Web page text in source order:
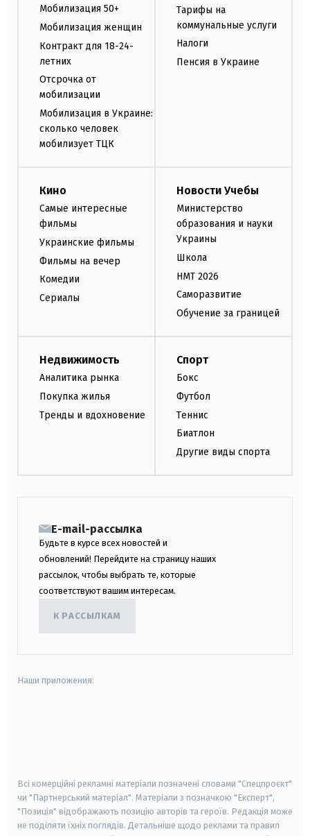
Мобилизация 50+
Мобилизация женщин
Контракт для 18-24-
летних
Отсрочка от
мобилизации
Мобилизация в Украине:
сколько человек
мобилизует ТЦК
Тарифы на
коммунальные услуги
Налоги
Пенсия в Украине
Кино
Самые интересные
фильмы
Украинские фильмы
Фильмы на вечер
Комедии
Сериалы
Новости Учебы
Министерство
образования и науки
Украины
Школа
НМТ 2026
Саморазвитие
Обучение за границей
Недвижимость
Аналитика рынка
Покупка жилья
Тренды и вдохновение
Спорт
Бокс
Футбол
Теннис
Биатлон
Другие виды спорта
E-mail-рассылка
Будьте в курсе всех новостей и
обновлений! Перейдите на страницу наших
рассылок, чтобы выбрать те, которые
соответствуют вашим интересам.
К РАССЫЛКАМ
Наши приложения:
Всі комерційні рекламні матеріали позначені словами "Спецпроєкт"
чи "Партнерський матеріал". Матеріали з позначкою "Експерт",
"Позиція" відображають позицію авторів та героїв. Редакція може
не поділяти їхніх поглядів. Детальніше щодо реклами та правил